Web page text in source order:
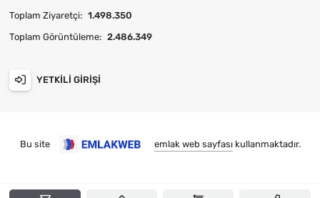
Toplam Ziyaretçi: 1.498.350
Toplam Görüntüleme: 2.486.349
YETKILI GIRIŞI
Bu site emlak web sayfasıkullanmaktadır.